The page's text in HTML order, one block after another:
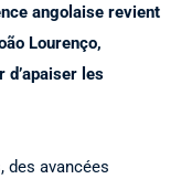
angolaise revient
Lourenço,
d’apaiser les
des avancées